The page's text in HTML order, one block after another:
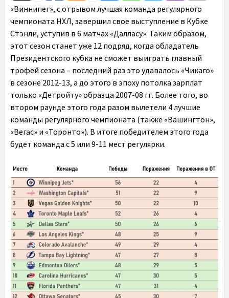
«Виннипег», с отрывом лучшая команда регулярного
чемпионата НХЛ, завершил свое выступление в Кубке
Стэнли, уступив в 6 матчах «Далласу». Таким образом,
этот сезон станет уже 12 подряд, когда обладатель
Президентского кубка не сможет выиграть главный
трофей сезона – последний раз это удавалось «Чикаго»
в сезоне 2012-13, а до этого в эпоху потолка зарплат
только «Детройту» образца 2007-08 гг. Более того, во
втором раунде этого года разом вылетели 4 лучшие
команды регулярного чемпионата (также «Вашингтон»,
«Вегас» и «Торонто»). В итоге победителем этого года
будет команда с 5 или 9-11 мест регулярки.